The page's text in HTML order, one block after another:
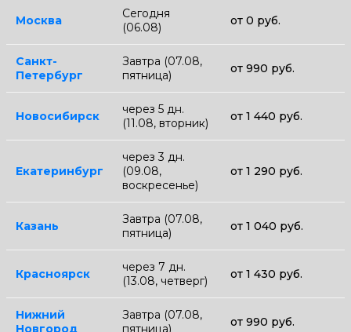
Москва
Сегодня
(06.08)
от 0 руб.
Санкт-
Петербург
Завтра (07.08,
пятница)
от 990 руб.
Новосибирск
через 5 дн.
(11.08, вторник)
от 1 440 руб.
Екатеринбург
через 3 дн.
(09.08,
воскресенье)
от 1 290 руб.
Казань
Завтра (07.08,
пятница)
от 1 040 руб.
Красноярск
через 7 дн.
(13.08, четверг)
от 1 430 руб.
Нижний
Завтра (07.08,
от 990 руб.